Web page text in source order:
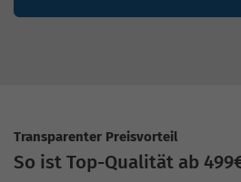
Transparenter Preisvorteil
So ist Top-Qualität ab